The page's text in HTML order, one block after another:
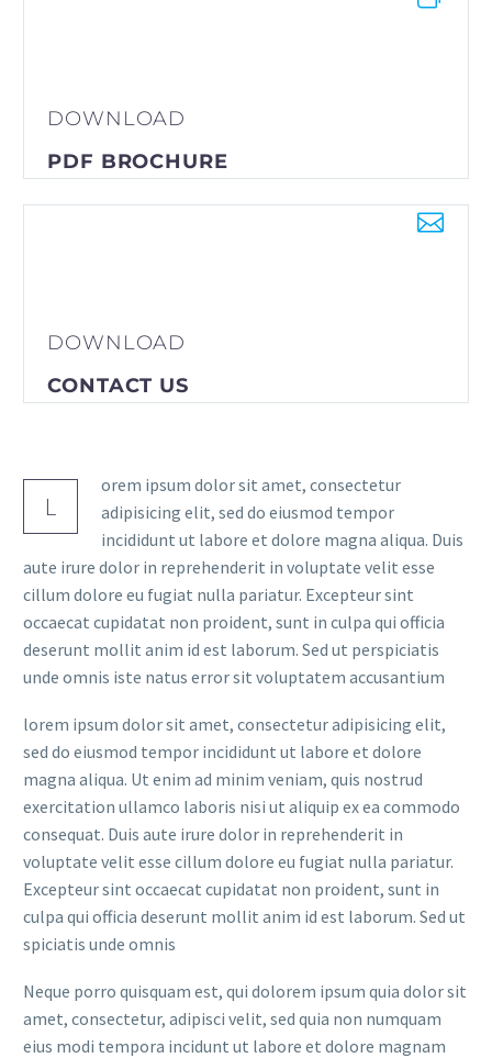
DOWNLOAD
PDF BROCHURE


DOWNLOAD
CONTACT US
L
orem ipsum dolor sit amet, consectetur
adipisicing elit, sed do eiusmod tempor
incididunt ut labore et dolore magna aliqua. Duis
aute irure dolor in reprehenderit in voluptate velit esse
cillum dolore eu fugiat nulla pariatur. Excepteur sint
occaecat cupidatat non proident, sunt in culpa qui officia
deserunt mollit anim id est laborum. Sed ut perspiciatis
unde omnis iste natus error sit voluptatem accusantium
lorem ipsum dolor sit amet, consectetur adipisicing elit,
sed do eiusmod tempor incididunt ut labore et dolore
magna aliqua. Ut enim ad minim veniam, quis nostrud
exercitation ullamco laboris nisi ut aliquip ex ea commodo
consequat. Duis aute irure dolor in reprehenderit in
voluptate velit esse cillum dolore eu fugiat nulla pariatur.
Excepteur sint occaecat cupidatat non proident, sunt in
culpa qui officia deserunt mollit anim id est laborum. Sed ut
spiciatis unde omnis
Neque porro quisquam est, qui dolorem ipsum quia dolor sit
amet, consectetur, adipisci velit, sed quia non numquam
eius modi tempora incidunt ut labore et dolore magnam